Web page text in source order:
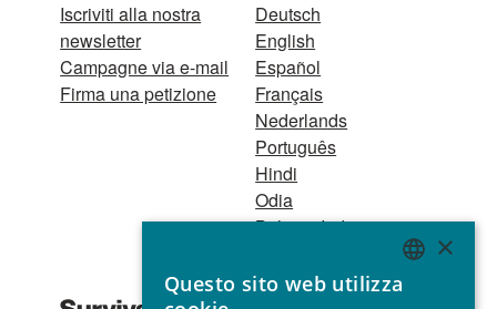
Iscriviti alla nostra
newsletter
Campagne via e-mail
Firma una petizione
Deutsch
English
Español
Français
Nederlands
Português
Hindi
Odia
Bahasa Indonesia
Registro PersoneENGLISH
×
Questo sito web utilizza